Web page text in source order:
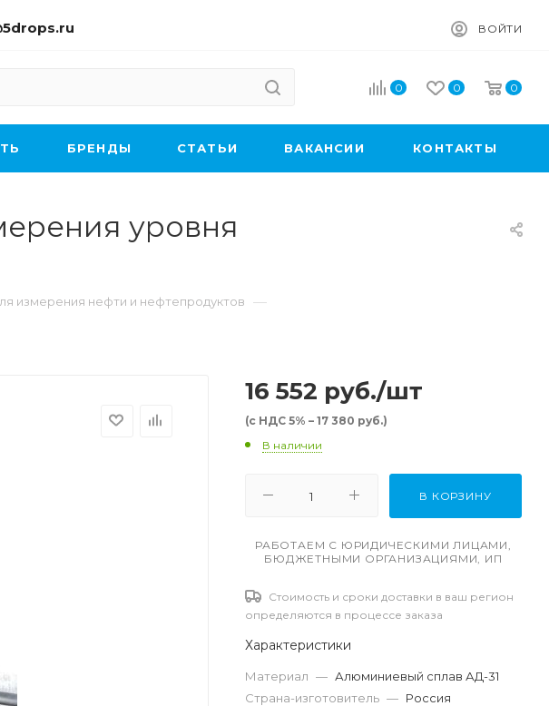
ВОЙТИ
0 0 0
БРЕНДЫ CТАТЬИ ВАКАНСИИ КОНТАКТЫ
уровня
измерения нефти и нефтепродуктов —
16 552 руб./шт
(с НДС 5% – 17 380 руб.)
В наличии
В КОРЗИНУ
РАБОТАЕМ С ЮРИДИЧЕСКИМИ ЛИЦАМИ,
БЮДЖЕТНЫМИ ОРГАНИЗАЦИЯМИ, ИП
Стоимость и сроки доставки в ваш регион
определяются в процессе заказа
Характеристики
Материал — Алюминиевый сплав АД-31
Страна-изготовитель — Россия